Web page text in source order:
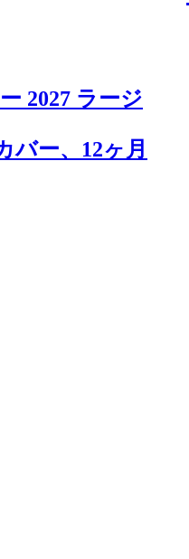
2027 ラージ
バー、12ヶ月